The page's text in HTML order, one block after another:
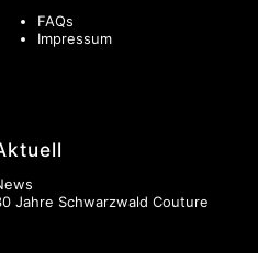
FAQs
Impressum
Jahre Schwarzwald Couture